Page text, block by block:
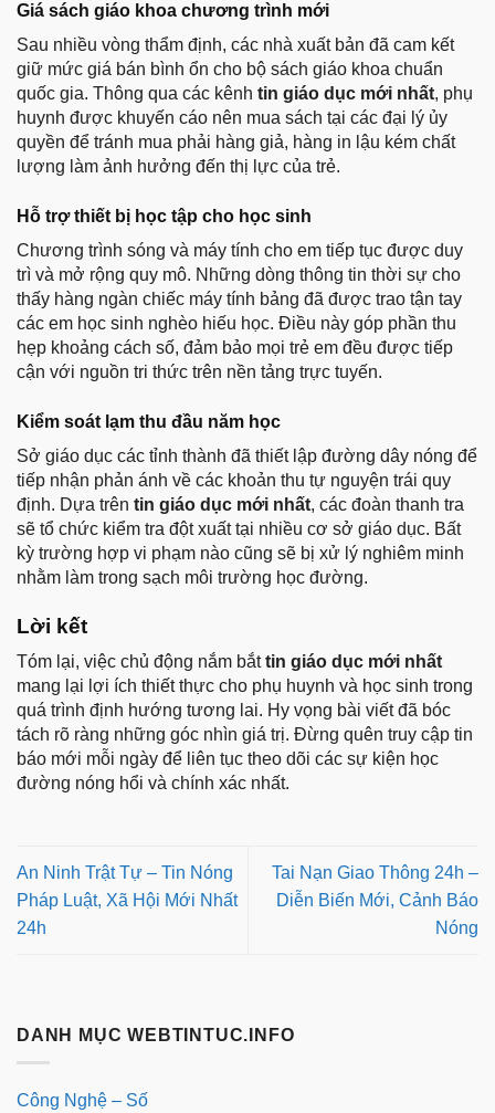
Giá sách giáo khoa chương trình mới
Sau nhiều vòng thẩm định, các nhà xuất bản đã cam kết
giữ mức giá bán bình ổn cho bộ sách giáo khoa chuẩn
quốc gia. Thông qua các kênh tin giáo dục mới nhất, phụ
huynh được khuyến cáo nên mua sách tại các đại lý ủy
quyền để tránh mua phải hàng giả, hàng in lậu kém chất
lượng làm ảnh hưởng đến thị lực của trẻ.
Hỗ trợ thiết bị học tập cho học sinh
Chương trình sóng và máy tính cho em tiếp tục được duy
trì và mở rộng quy mô. Những dòng thông tin thời sự cho
thấy hàng ngàn chiếc máy tính bảng đã được trao tận tay
các em học sinh nghèo hiếu học. Điều này góp phần thu
hẹp khoảng cách số, đảm bảo mọi trẻ em đều được tiếp
cận với nguồn tri thức trên nền tảng trực tuyến.
Kiểm soát lạm thu đầu năm học
Sở giáo dục các tỉnh thành đã thiết lập đường dây nóng để
tiếp nhận phản ánh về các khoản thu tự nguyện trái quy
định. Dựa trên tin giáo dục mới nhất, các đoàn thanh tra
sẽ tổ chức kiểm tra đột xuất tại nhiều cơ sở giáo dục. Bất
kỳ trường hợp vi phạm nào cũng sẽ bị xử lý nghiêm minh
nhằm làm trong sạch môi trường học đường.
Lời kết
Tóm lại, việc chủ động nắm bắttin giáo dục mới nhất
mang lại lợi ích thiết thực cho phụ huynh và học sinh trong
quá trình định hướng tương lai. Hy vọng bài viết đã bóc
tách rõ ràng những góc nhìn giá trị. Đừng quên truy cập tin
báo mới mỗi ngày để liên tục theo dõi các sự kiện học
đường nóng hổi và chính xác nhất.
An Ninh Trật Tự – Tin Nóng
Pháp Luật, Xã Hội Mới Nhất
24h
Tai Nạn Giao Thông 24h –
Diễn Biến Mới, Cảnh Báo
Nóng
DANH MỤC WEBTINTUC.INFO
Công Nghệ – Số